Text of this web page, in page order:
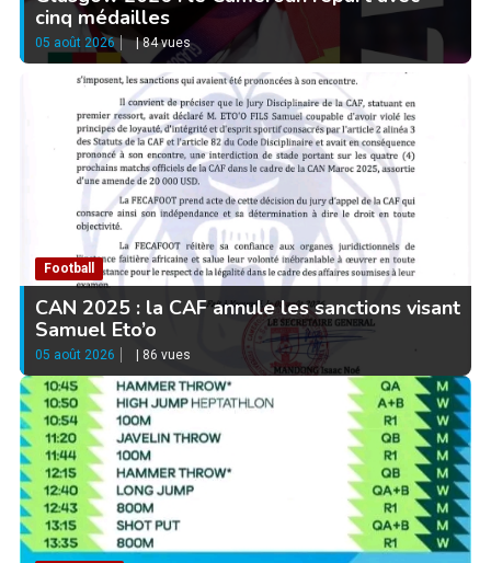
cinq médailles
05 août 2026 |84 vues
Football
CAN 2025 : la CAF annule les sanctions visant
Samuel Eto’o
05 août 2026 86 vues